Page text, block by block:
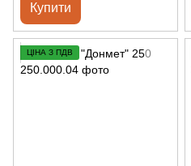
Купити
ЦІНА З ПДВ